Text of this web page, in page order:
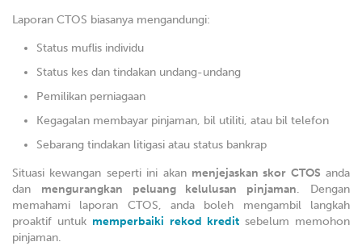
Laporan CTOS biasanya mengandungi:
Status muflis individu
Status kes dan tindakan undang-undang
Pemilikan perniagaan
Kegagalan membayar pinjaman, bil utiliti, atau bil telefon
Sebarang tindakan litigasi atau status bankrap
Situasi kewangan seperti ini akan menjejaskan skor CTOS anda
dan mengurangkan peluang kelulusan pinjaman. Dengan
memahami laporan CTOS, anda boleh mengambil langkah
proaktif untuk memperbaiki rekod kreditsebelum memohon
pinjaman.